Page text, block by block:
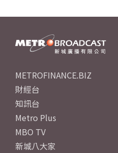
METROFINANCE.BIZ
財經台
知訊台
Metro Plus
MBO TV
新城八大家